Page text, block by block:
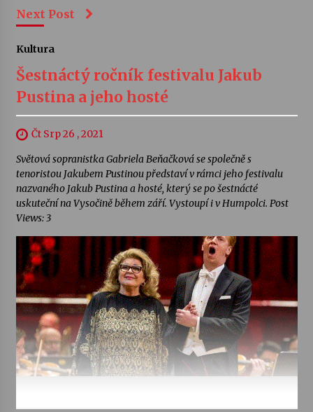
Next Post
Kultura
Šestnáctý ročník festivalu Jakub
Pustina a jeho hosté
Čt Srp 26 , 2021
Světová sopranistka Gabriela Beňačková se společně s
tenoristou Jakubem Pustinou představí v rámci jeho festivalu
nazvaného Jakub Pustina a hosté, který se po šestnácté
uskuteční na Vysočině během září. Vystoupí i v Humpolci. Post
Views: 3